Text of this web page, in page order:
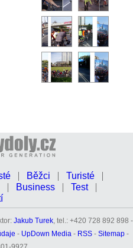
Běžci
Turisté
Business
Test
Jakub Turek, tel.: +420 728 892 898 -
- UpDown Media- RSS- Sitemap-